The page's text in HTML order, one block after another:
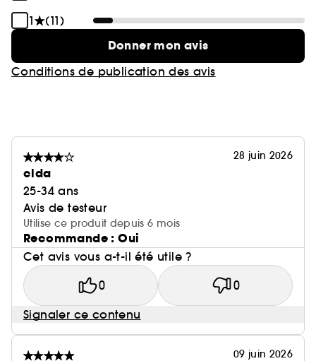
1
(11)
Donner mon avis
Conditions de publication des avis
28 juin 2026
clda
25-34 ans
Avis de testeur
Utilise ce produit depuis 6 mois
Recommande : Oui
Cet avis vous a-t-il été utile ?
0 0
Signaler ce contenu
09 juin 2026